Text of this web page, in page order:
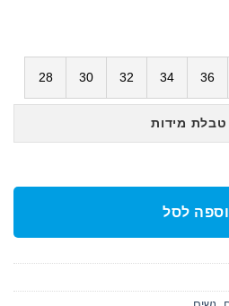
36
34
32
30
28
טבלת מידות
לסל